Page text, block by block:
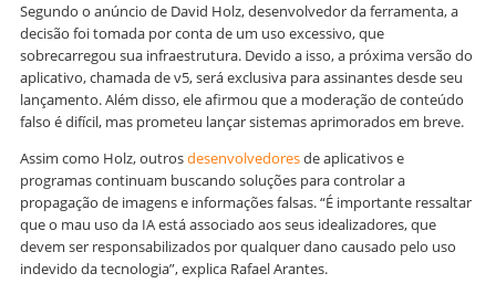
Segundo o anúncio de David Holz, desenvolvedor da ferramenta, a
decisão foi tomada por conta de um uso excessivo, que
sobrecarregou sua infraestrutura. Devido a isso, a próxima versão do
aplicativo, chamada de v5, será exclusiva para assinantes desde seu
lançamento. Além disso, ele afirmou que a moderação de conteúdo
falso é difícil, mas prometeu lançar sistemas aprimorados em breve.
Assim como Holz, outrosdesenvolvedoresde aplicativos e
programas continuam buscando soluções para controlar a
propagação de imagens e informações falsas. “É importante ressaltar
que o mau uso da IA está associado aos seus idealizadores, que
devem ser responsabilizados por qualquer dano causado pelo uso
indevido da tecnologia”, explica Rafael Arantes.